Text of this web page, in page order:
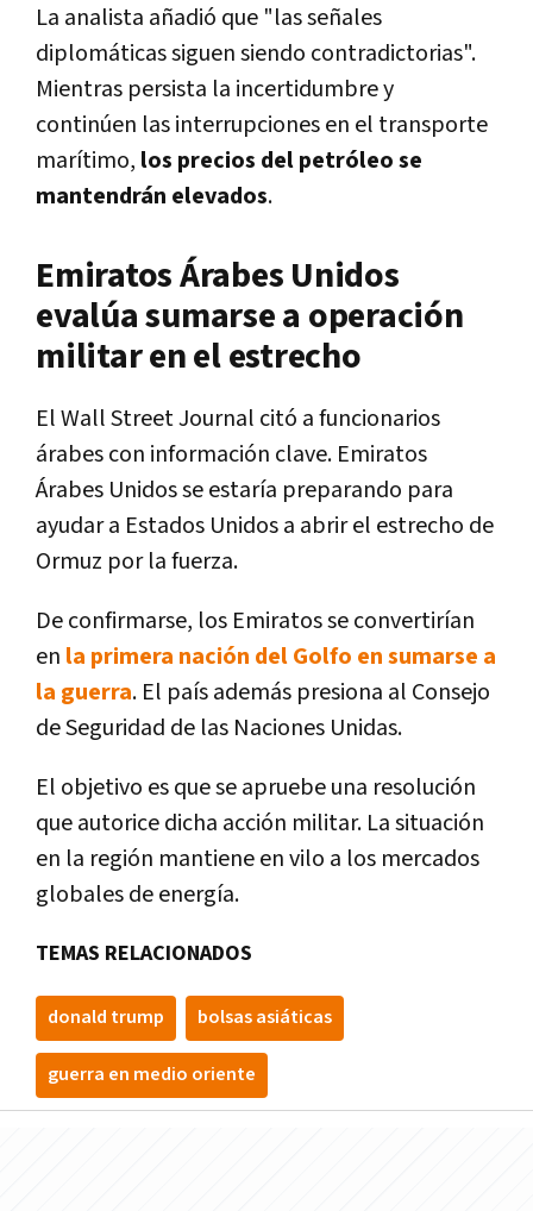
La analista añadió que "las señales
diplomáticas siguen siendo contradictorias".
Mientras persista la incertidumbre y
continúen las interrupciones en el transporte
marítimo, los precios del petróleo se
mantendrán elevados.
Emiratos Árabes Unidos
evalúa sumarse a operación
militar en el estrecho
El Wall Street Journal citó a funcionarios
árabes con información clave. Emiratos
Árabes Unidos se estaría preparando para
ayudar a Estados Unidos a abrir el estrecho de
Ormuz por la fuerza.
De confirmarse, los Emiratos se convertirían
en la primera nación del Golfo en sumarse a
la guerra. El país además presiona al Consejo
de Seguridad de las Naciones Unidas.
El objetivo es que se apruebe una resolución
que autorice dicha acción militar. La situación
en la región mantiene en vilo a los mercados
globales de energía.
TEMAS RELACIONADOS
donald trump bolsas asiáticas
guerra en medio oriente